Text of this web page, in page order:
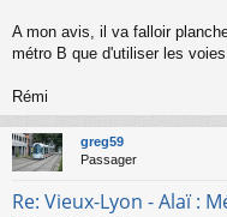
u
A mon avis, il va falloir
métro B que d'utiliser les
Rémi
greg59
Passager
Re: Vieux-Lyon - Alaï :